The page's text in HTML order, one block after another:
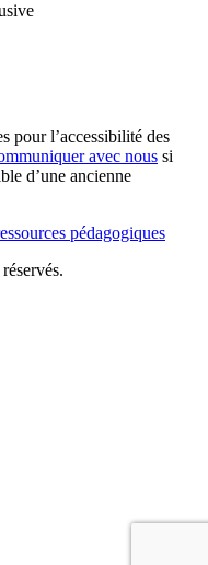
pour l’accessibilité des
avec nous si
d’une ancienne